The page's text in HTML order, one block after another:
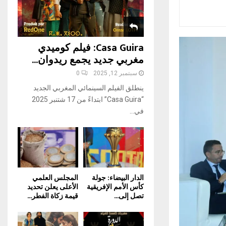
Casa Guira: فيلم كوميدي
مغربي جديد يجمع ريدوان...
سبتمبر 12, 2025 0
ينطلق الفيلم السينمائي المغربي الجديد
“Casa Guira” ابتداءً من 17 شتنبر 2025
في...
المجلس العلمي
الأعلى يعلن تحديد
قيمة زكاة الفطر...
الدار البيضاء: جولة
كأس الأمم الإفريقية
تصل إلى...